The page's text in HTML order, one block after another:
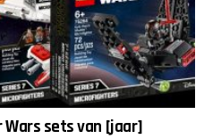
Wars sets van [jaar]